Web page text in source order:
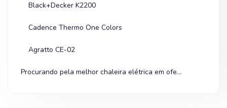
Black+Decker K2200
Cadence Thermo One Colors
Agratto CE-02
Procurando pela melhor chaleira elétrica em oferta? Olha na Shopee!